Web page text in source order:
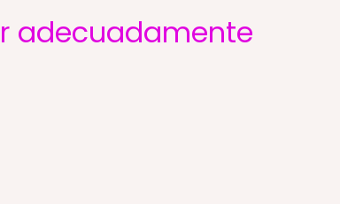
adecuadamente